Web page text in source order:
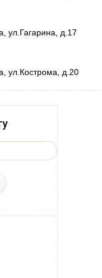
ул.Гагарина, д.17
ул.Кострома, д.20